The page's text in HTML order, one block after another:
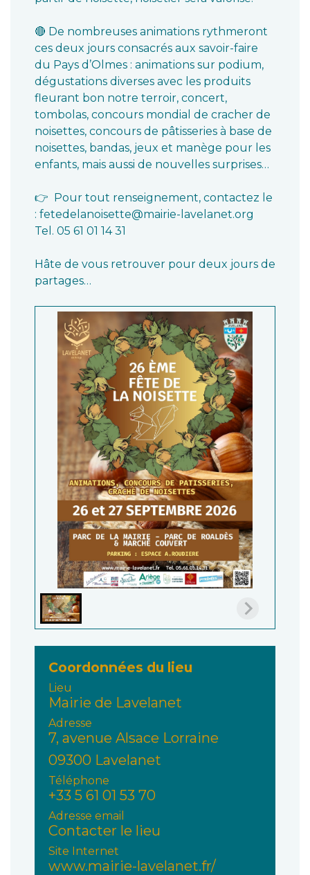
🔴 De nombreuses animations rythmeront
ces deux jours consacrés aux savoir-faire
du Pays d’Olmes : animations sur podium,
dégustations diverses avec les produits
fleurant bon notre terroir, concert,
tombolas, concours mondial de cracher de
noisettes, concours de pâtisseries à base de
noisettes, bandas, jeux et manège pour les
enfants, mais aussi de nouvelles surprises…
👉 Pour tout renseignement, contactez le
: fetedelanoisette@mairie-lavelanet.org
Tel. 05 61 01 14 31
Hâte de vous retrouver pour deux jours de
partages…
Coordonnées du lieu
Lieu
Mairie de Lavelanet
Adresse
7, avenue Alsace Lorraine
09300 Lavelanet
Téléphone
+33 5 61 01 53 70
Adresse email
Contacter le lieu
Site Internet
www.mairie-lavelanet.fr/